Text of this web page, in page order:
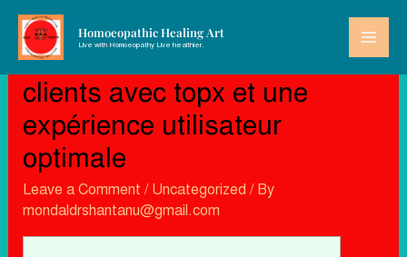
Homoeopathic Healing Art
Live with Homoeopathy Live healthier.
Étonnants modèles pour
clients avec topx et une
expérience utilisateur
optimale
Leave a Comment / Uncategorized / By
mondaldrshantanu@gmail.com